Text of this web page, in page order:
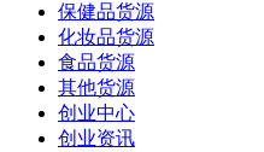
保健品货源
化妆品货源
食品货源
其他货源
创业中心
创业资讯